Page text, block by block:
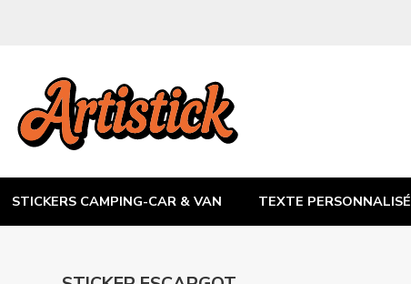
STICKERS CAMPING-CAR & VAN TEXTE PERSONNALISÉ